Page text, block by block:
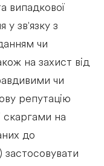
випадкової
у зв'язку з
чи
на захист від
чи
репутацію
скаргами на
до